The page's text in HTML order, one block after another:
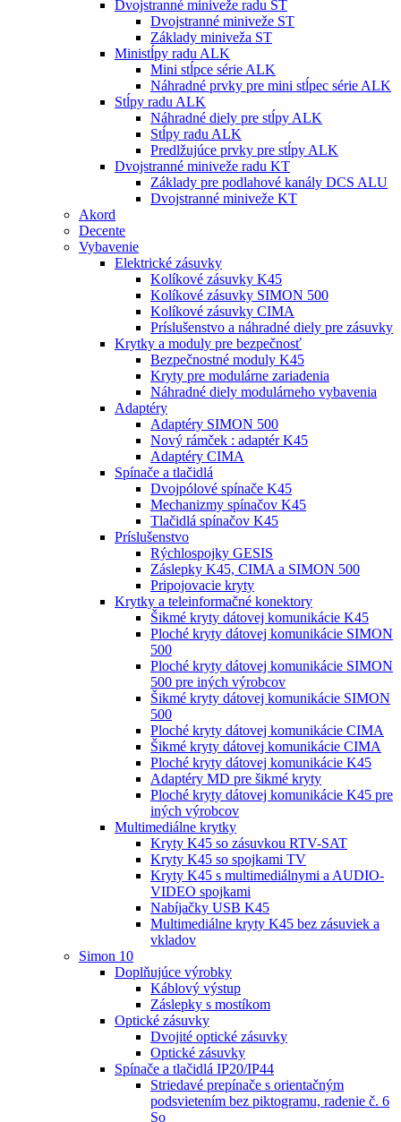
Dvojstranné miniveže radu ST
Dvojstranné miniveže ST
Základy miniveža ST
Ministĺpy radu ALK
Mini stĺpce série ALK
Náhradné prvky pre mini stĺpec série ALK
Stĺpy radu ALK
Náhradné diely pre stĺpy ALK
Stĺpy radu ALK
Predlžujúce prvky pre stĺpy ALK
Dvojstranné miniveže radu KT
Základy pre podlahové kanály DCS ALU
Dvojstranné miniveže KT
Akord
Decente
Vybavenie
Elektrické zásuvky
Kolíkové zásuvky K45
Kolíkové zásuvky SIMON 500
Kolíkové zásuvky CIMA
Príslušenstvo a náhradné diely pre zásuvky
Krytky a moduly pre bezpečnosť
Bezpečnostné moduly K45
Kryty pre modulárne zariadenia
Náhradné diely modulárneho vybavenia
Adaptéry
Adaptéry SIMON 500
Nový rámček : adaptér K45
Adaptéry CIMA
Spínače a tlačidlá
Dvojpólové spínače K45
Mechanizmy spínačov K45
Tlačidlá spínačov K45
Príslušenstvo
Rýchlospojky GESIS
Záslepky K45, CIMA a SIMON 500
Pripojovacie kryty
Krytky a teleinformačné konektory
Šikmé kryty dátovej komunikácie K45
Ploché kryty dátovej komunikácie SIMON
500
Ploché kryty dátovej komunikácie SIMON
500 pre iných výrobcov
Šikmé kryty dátovej komunikácie SIMON
500
Ploché kryty dátovej komunikácie CIMA
Šikmé kryty dátovej komunikácie CIMA
Ploché kryty dátovej komunikácie K45
Adaptéry MD pre šikmé kryty
Ploché kryty dátovej komunikácie K45 pre
iných výrobcov
Multimediálne krytky
Kryty K45 so zásuvkou RTV-SAT
Kryty K45 so spojkami TV
Kryty K45 s multimediálnymi a AUDIO-
VIDEO spojkami
Nabíjačky USB K45
Multimediálne kryty K45 bez zásuviek a
vkladov
Simon 10
Doplňujúce výrobky
Káblový výstup
Záslepky s mostíkom
Optické zásuvky
Dvojité optické zásuvky
Optické zásuvky
Spínače a tlačidlá IP20/IP44
Striedavé prepínače s orientačným
podsvietením bez piktogramu, radenie č. 6
So